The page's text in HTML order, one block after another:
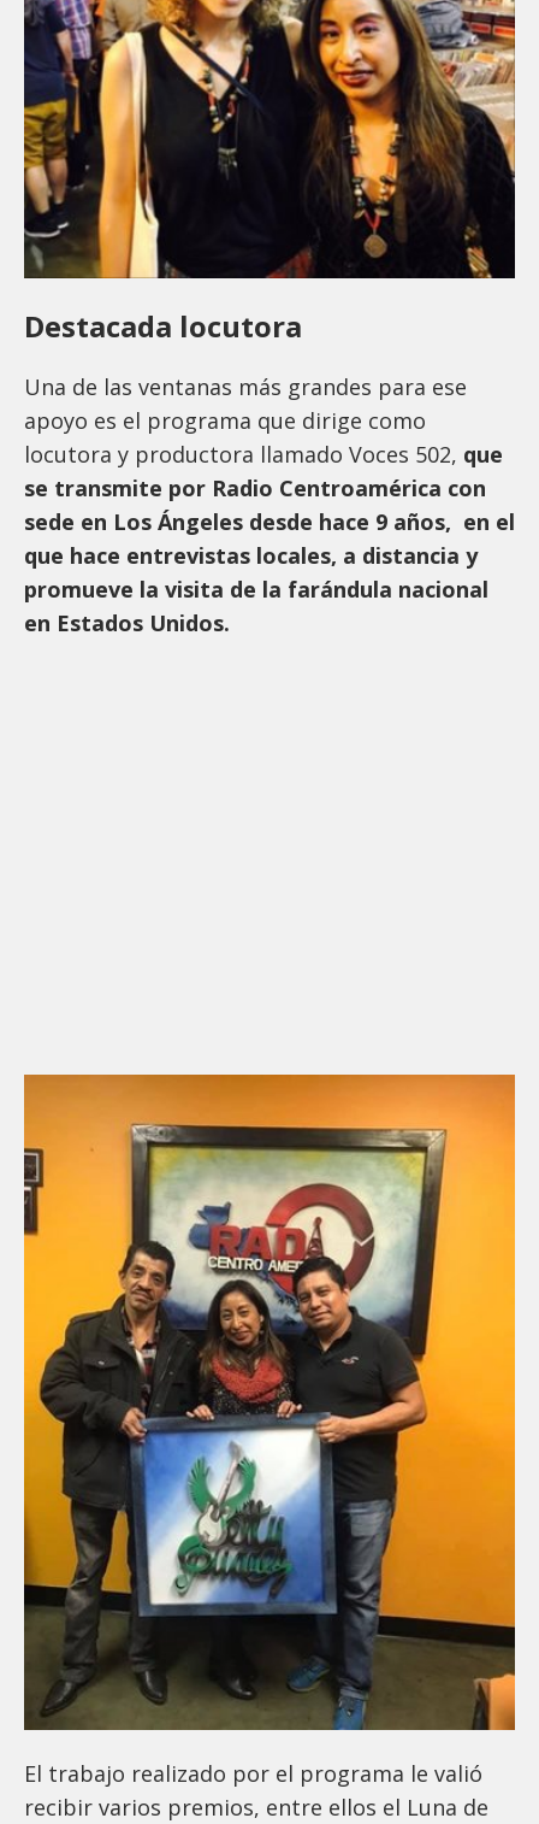
Destacada locutora
Una de las ventanas más grandes para ese
apoyo es el programa que dirige como
locutora y productora llamado Voces 502, que
se transmite por Radio Centroamérica con
sede en Los Ángeles desde hace 9 años, en el
que hace entrevistas locales, a distancia y
promueve la visita de la farándula nacional
en Estados Unidos.
El trabajo realizado por el programa le valió
recibir varios premios, entre ellos el Luna de